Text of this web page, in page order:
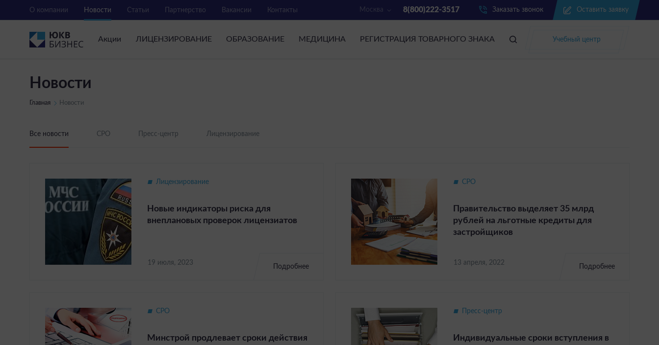
О компании Новости Статьи Партнерство Вакансии Контакты Москва 8(800)222-3517 Заказать звонок Оставить заявку
Акции ЛИЦЕНЗИРОВАНИЕ ОБРАЗОВАНИЕ МЕДИЦИНА РЕГИСТРАЦИЯ ТОВАРНОГО ЗНАКА Учебный центр
Новости
Главная Новости
Все новости СРО Пресс-центр Лицензирование
Лицензирование
Новые индикаторы риска для
внеплановых проверок лицензиатов
19 июля, 2023
Подробнее
СРО
Правительство выделяет 35 млрд
рублей на льготные кредиты для
застройщиков
13 апреля, 2022
Подробнее
СРО
Минстрой продлевает сроки действия
Пресс-центр
Индивидуальные сроки вступления в